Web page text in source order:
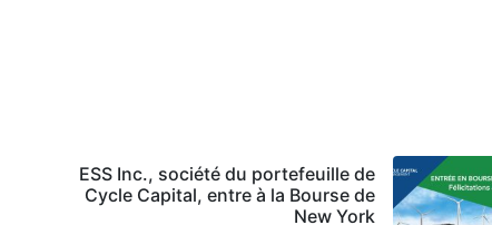
ESS Inc., société du portefeuille de
Cycle Capital, entre à la Bourse de
New York